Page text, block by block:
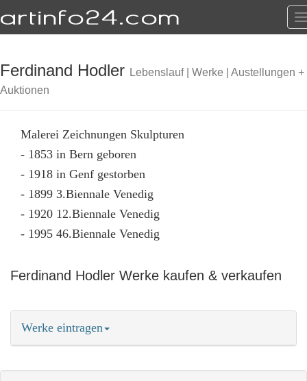
Ferdinand Hodler Lebenslauf | Werke | Austellungen +
Auktionen
Malerei Zeichnungen Skulpturen
- 1853 in Bern geboren
- 1918 in Genf gestorben
- 1899 3.Biennale Venedig
- 1920 12.Biennale Venedig
- 1995 46.Biennale Venedig
Ferdinand Hodler Werke kaufen & verkaufen
Werke eintragen